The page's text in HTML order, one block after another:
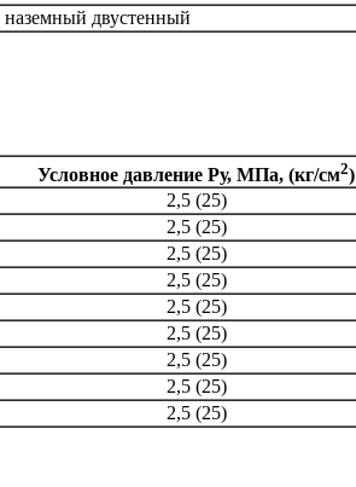
наземный двустенный
Условное давление Ру, МПа, (кг/см2)
2,5 (25)
2,5 (25)
2,5 (25)
2,5 (25)
2,5 (25)
2,5 (25)
2,5 (25)
2,5 (25)
2,5 (25)